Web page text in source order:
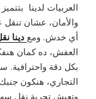
العربيات لدينا
والأمان، عشان
أي خدش. ومع دينا
العفش، ده كمان
بكل دقة واحترافية.
التجاري، هنكون
وتعيش تجربة نقل